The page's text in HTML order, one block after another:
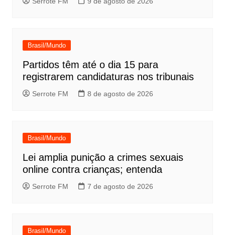
Brasil/Mundo
Partidos têm até o dia 15 para
registrarem candidaturas nos tribunais
Serrote FM 8 de agosto de 2026
Brasil/Mundo
Lei amplia punição a crimes sexuais
online contra crianças; entenda
Serrote FM 7 de agosto de 2026
Brasil/Mundo